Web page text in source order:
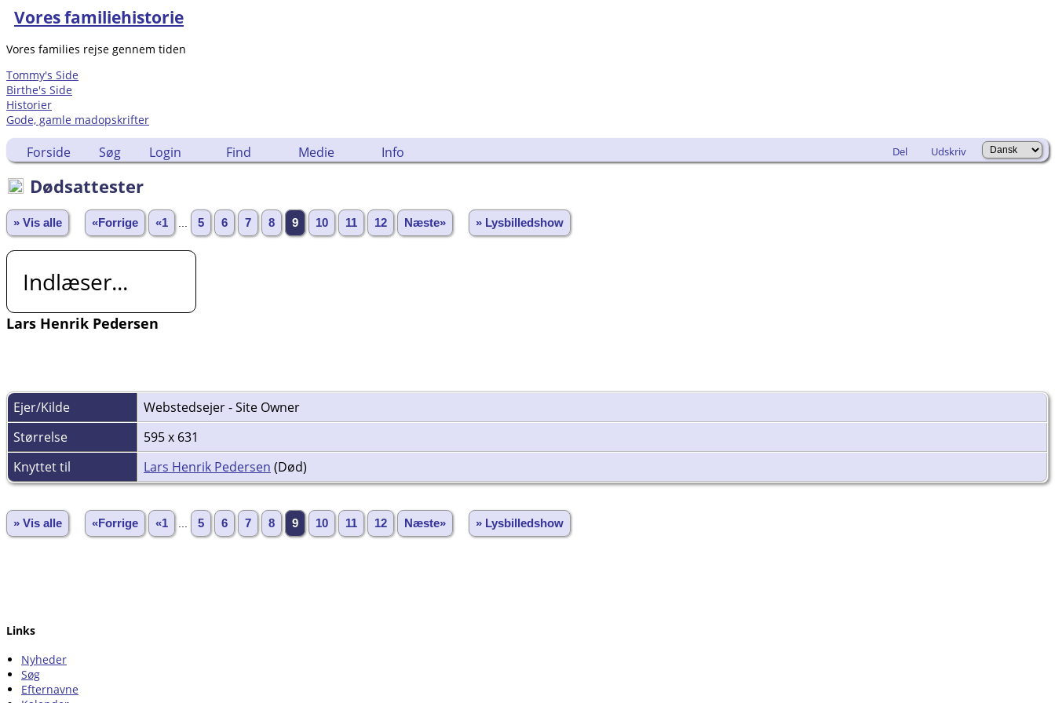
Vores familiehistorie
Vores families rejse gennem tiden
Tommy's Side
Birthe's Side
Historier
Gode, gamle madopskrifter
Forside Søg Login Find Medie Info Del Udskriv
Dødsattester
» Vis alle «Forrige «1 5 6 7 8 9 10 11 12 Næste» » Lysbilledshow
Indlæser...
Lars Henrik Pedersen
Ejer/Kilde
Webstedsejer - Site Owner
Størrelse
595 x 631
Knyttet til
Lars Henrik Pedersen (Død)
» Vis alle «Forrige «1 5 6 7 8 9 10 11 12 Næste» » Lysbilledshow
Links
Nyheder
Søg
Efternavne